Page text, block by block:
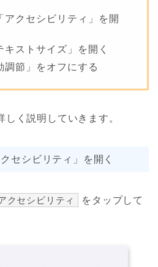
アクセシビリティ」を開
キストサイズ」を開く
調節」をオフにする
しく説明していきます。
セシビリティ」を開く
クセシビリティ
をタップして